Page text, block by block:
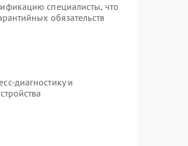
специалисты, что
обязательств
диагностику и